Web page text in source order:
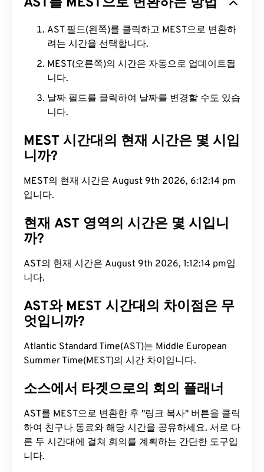
AST 필드(왼쪽)를 클릭하고 MEST으로 변환하
려는 시간을 선택합니다.
MEST(오른쪽)의 시간은 자동으로 업데이트됩
니다.
날짜 필드를 클릭하여 날짜를 변경할 수도 있습
니다.
MEST 시간대의 현재 시간은 몇 시입
니까?
MEST의 현재 시간은 August 9th 2026, 6:12:15 pm
입니다.
현재 AST 영역의 시간은 몇 시입니
까?
AST의 현재 시간은 August 9th 2026, 1:12:15 pm입
니다.
AST와 MEST 시간대의 차이점은 무
엇입니까?
Atlantic Standard Time(AST)는 Middle European
Summer Time(MEST)의 시간 차이입니다.
소스에서 타겟으로의 회의 플래너
AST를 MEST으로 변환한 후 "링크 복사" 버튼을 클릭
하여 친구나 동료와 해당 시간을 공유하세요. 서로 다
른 두 시간대에 걸쳐 회의를 계획하는 간단한 도구입
니다.